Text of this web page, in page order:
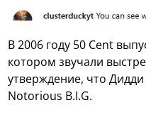
В 2006 году 50 Cent
котором звучали
утверждение, что
Notorious B.I.G.